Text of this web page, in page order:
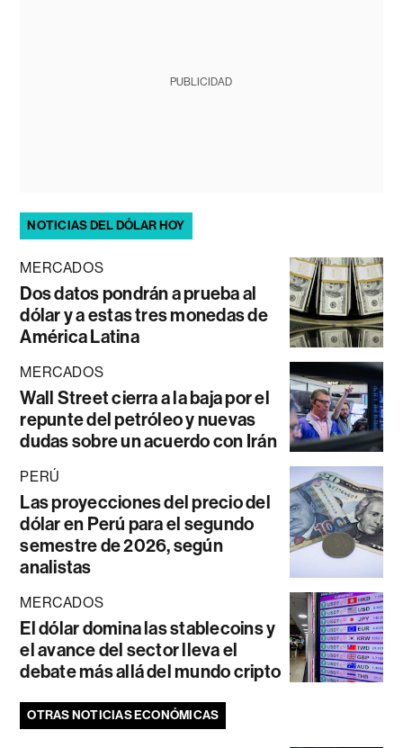
PUBLICIDAD
NOTICIAS DEL DÓLAR HOY
MERCADOS
Dos datos pondrán a prueba al
dólar y a estas tres monedas de
América Latina
MERCADOS
Wall Street cierra a la baja por el
repunte del petróleo y nuevas
dudas sobre un acuerdo con Irán
PERÚ
Las proyecciones del precio del
dólar en Perú para el segundo
semestre de 2026, según
analistas
MERCADOS
El dólar domina las stablecoins y
el avance del sector lleva el
debate más allá del mundo cripto
OTRAS NOTICIAS ECONÓMICAS